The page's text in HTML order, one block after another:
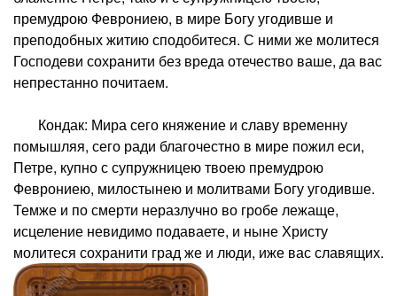
премудрою Феврониею, в мире Богу угодивше и
преподобных житию сподобитеся. С ними же молитеся
Господеви сохранити без вреда отечество ваше, да вас
непрестанно почитаем.
Кондак: Мира сего княжение и славу временну
помышляя, сего ради благочестно в мире пожил еси,
Петре, купно с супружницею твоею премудрою
Феврониею, милостынею и молитвами Богу угодивше.
Темже и по смерти неразлучно во гробе лежаще,
исцеление невидимо подаваете, и ныне Христу
молитеся сохранити град же и люди, иже вас славящих.